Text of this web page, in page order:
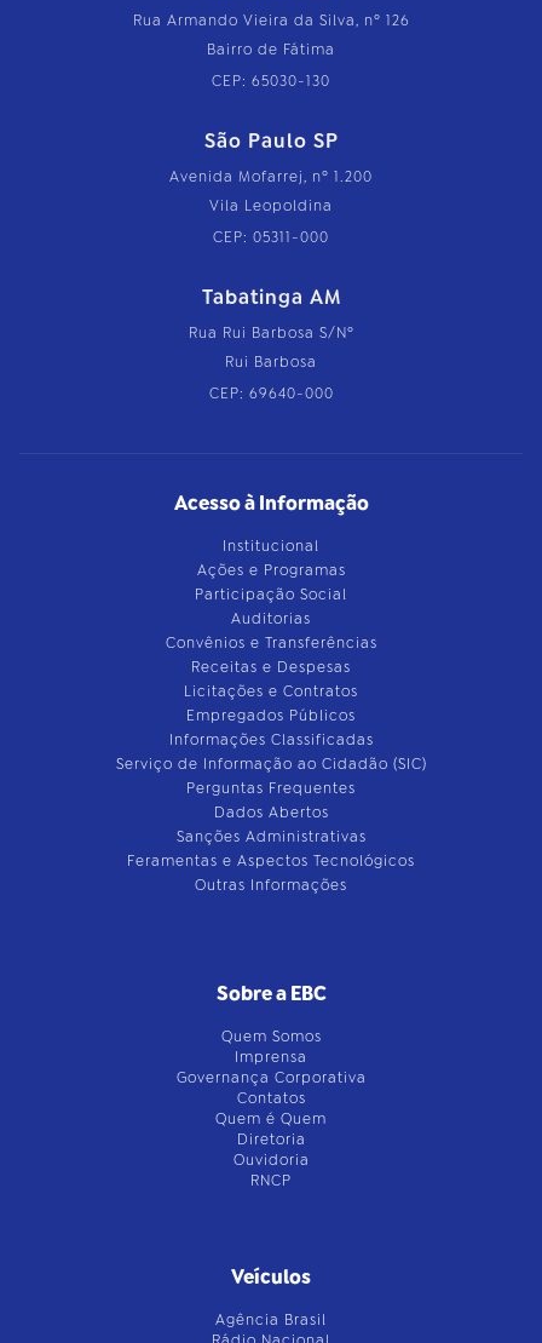
Rua Armando Vieira da Silva, nº 126
Bairro de Fátima
CEP: 65030-130
São Paulo SP
Avenida Mofarrej, nº 1.200
Vila Leopoldina
CEP: 05311-000
Tabatinga AM
Rua Rui Barbosa S/Nº
Rui Barbosa
CEP: 69640-000
Acesso à Informação
Institucional
Ações e Programas
Participação Social
Auditorias
Convênios e Transferências
Receitas e Despesas
Licitações e Contratos
Empregados Públicos
Informações Classificadas
Serviço de Informação ao Cidadão (SIC)
Perguntas Frequentes
Dados Abertos
Sanções Administrativas
Feramentas e Aspectos Tecnológicos
Outras Informações
Sobre a EBC
Quem Somos
Imprensa
Governança Corporativa
Contatos
Quem é Quem
Diretoria
Ouvidoria
RNCP
Veículos
Agência Brasil